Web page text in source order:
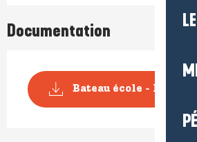
Documentation
Bateau école - Piriac